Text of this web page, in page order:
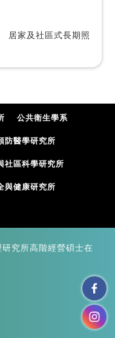
居家及社區式長期照
公共衛生學系
防醫學研究所
社區科學研究所
與健康研究所
究所高階經營碩士在